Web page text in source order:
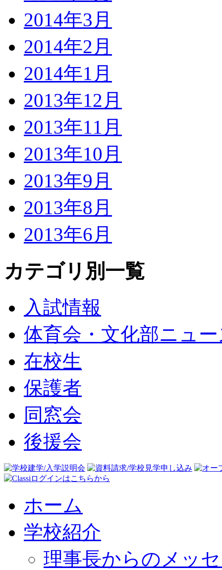
2014年3月
2014年2月
2014年1月
2013年12月
2013年11月
2013年10月
2013年9月
2013年8月
2013年6月
カテゴリ別一覧
入試情報
体育会・文化部ニュ
在校生
保護者
同窓会
後援会
ホーム
学校紹介
理事長からのメッ